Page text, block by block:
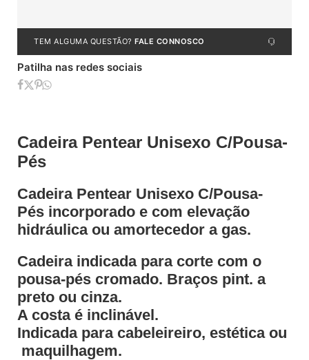
TEM ALGUMA QUESTÃO? FALE CONNOSCO
Patilha nas redes sociais
Cadeira Pentear Unisexo C/Pousa-
Pés
Cadeira Pentear Unisexo C/Pousa-
Pés incorporado e com elevação
hidráulica ou amortecedor a gas.
Cadeira indicada para corte com o
pousa-pés cromado. Braços pint. a
preto ou cinza.
A costa é inclinável.
Indicada para cabeleireiro, estética ou
maquilhagem.